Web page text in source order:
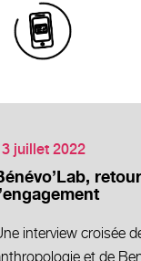
juillet 2022
interview croisée
et de